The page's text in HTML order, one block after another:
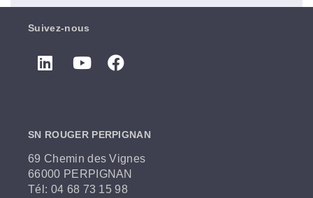
Suivez-nous
SN ROUGER PERPIGNAN
69 Chemin des Vignes
66000 PERPIGNAN
Tél: 04 68 73 15 98